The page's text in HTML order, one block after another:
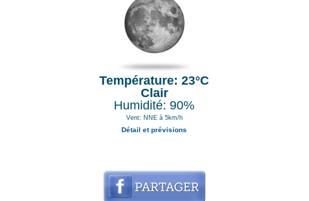
Température: 23°C
Clair
Humidité: 90%
Vent: NNE à 5km/h
Détail et prévisions